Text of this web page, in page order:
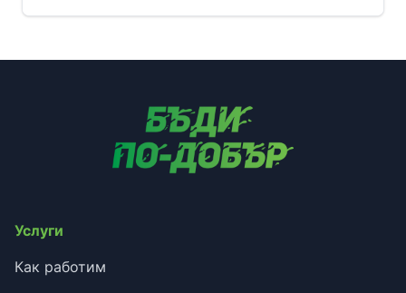
Услуги
Как работим